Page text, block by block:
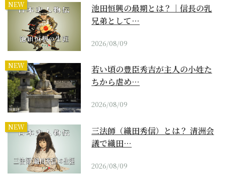
NEW
池田恒興の最期とは？｜信長の乳
兄弟として…
2026/08/09
NEW
若い頃の豊臣秀吉が主人の小姓た
ちから虐め…
2026/08/09
NEW
三法師（織田秀信）とは？ 清洲会
議で織田…
2026/08/09